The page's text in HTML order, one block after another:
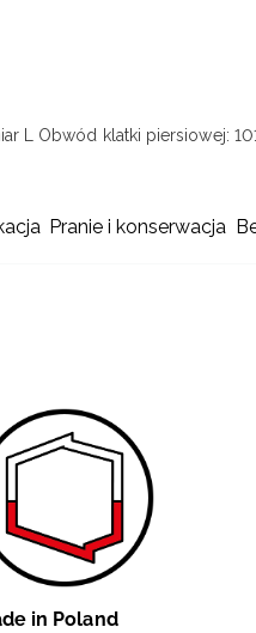
L Obwód klatki piersiowej:
Pranie i konserwacja
in Poland